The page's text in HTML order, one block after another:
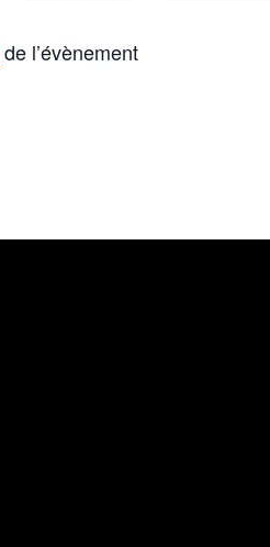
de l’évènement